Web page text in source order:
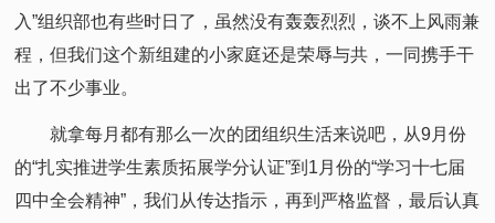
入”组织部也有些时日了，虽然没有轰轰烈烈，谈不上风雨兼
程，但我们这个新组建的小家庭还是荣辱与共，一同携手干
出了不少事业。
就拿每月都有那么一次的团组织生活来说吧，从9月份
的“扎实推进学生素质拓展学分认证”到1月份的“学习十七届
四中全会精神”，我们从传达指示，再到严格监督，最后认真